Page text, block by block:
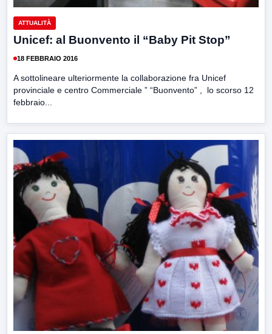
ATTUALITÀ
Unicef: al Buonvento il “Baby Pit Stop”
18 FEBBRAIO 2016
A sottolineare ulteriormente la collaborazione fra Unicef
provinciale e centro Commerciale ” “Buonvento” , lo scorso 12
febbraio...